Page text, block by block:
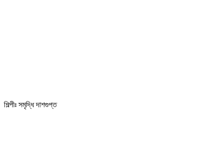
শিল্পীঃ সমৃদ্ধি দাশগুপ্ত